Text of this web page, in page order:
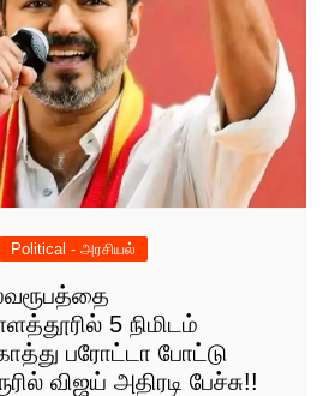
Political - அரசியல்
5 நிமிடம்
பரோட்டா போட்டு
விஜய் அதிரடி பேச்சு!!